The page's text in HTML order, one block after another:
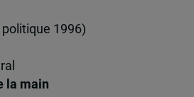
politique 1996)
la main